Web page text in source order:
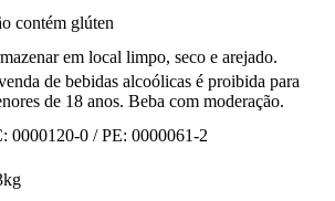
contém glúten
em local limpo, seco e arejado.
de bebidas alcoólicas é proibida para
de 18 anos. Beba com moderação.
0000120-0 / PE: 0000061-2